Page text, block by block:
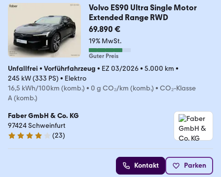
Volvo ES90 Ultra Single Motor
Extended Range RWD
69.890 €
19% MwSt.
Guter Preis
Unfallfrei • Vorführfahrzeug • EZ 03/2026• 5.000 km •
245 kW (333 PS) • Elektro
16,5 kWh/100km (komb.) • 0 g CO₂/km (komb.) • CO₂-Klasse
A (komb.)
Faber GmbH & Co. KG
97424 Schweinfurt
4.2 Sterne
(23)
Kontakt Parken